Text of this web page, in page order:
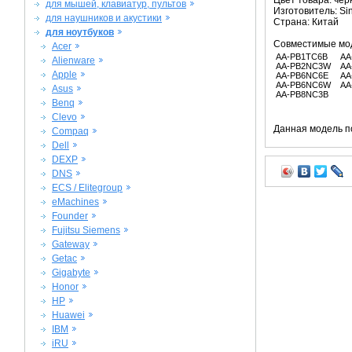
для мышей, клавиатур, пультов
для наушников и акустики
для ноутбуков
Acer
Alienware
Apple
Asus
Benq
Clevo
Compaq
Dell
DEXP
DNS
ECS / Elitegroup
eMachines
Founder
Fujitsu Siemens
Gateway
Getac
Gigabyte
Honor
HP
Huawei
IBM
iRU
Изготовитель:
Страна: Китай
Совместимые
AA-PB1TC6B
AA-PB2NC3W
AA-PB6NC6E
AA-PB6NC6W
AA-PB8NC3B
Данная модель